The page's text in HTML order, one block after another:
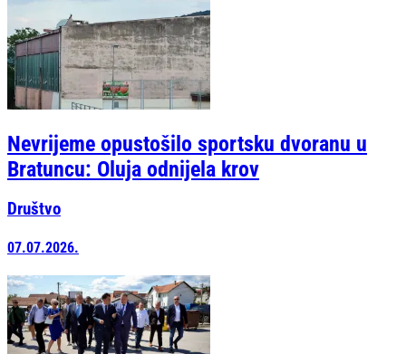
Nevrijeme opustošilo sportsku dvoranu u
Bratuncu: Oluja odnijela krov
Društvo
07.07.2026.